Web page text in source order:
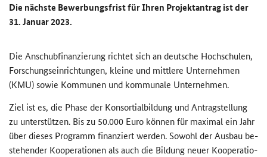
Die nächs­te Be­wer­bungs­frist für Ihren Pro­jekt­an­trag ist der
31. Ja­nu­ar 2023.
Die An­schub­fi­nan­zie­rung rich­tet sich an deut­sche Hoch­schu­len,
For­schungs­ein­rich­tun­gen, klei­ne und mitt­le­re Un­ter­neh­men
(KMU) sowie Kom­mu­nen und kom­mu­na­le Un­ter­neh­men.
Ziel ist es, die Phase der Kon­sor­ti­al­bil­dung und An­trag­stel­lung
zu un­ter­stüt­zen. Bis zu 50.000 Euro kön­nen für ma­xi­mal ein Jahr
über die­ses Pro­gramm fi­nan­ziert wer­den. So­wohl der Aus­bau be­
stehen­der Ko­ope­ra­tio­nen als auch die Bil­dung neuer Ko­ope­ra­tio­